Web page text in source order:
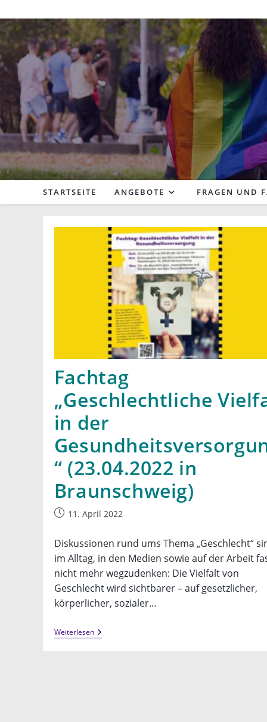
Inhalt
springen
STARTSEITE ANGEBOTE FRAGEN UND
Fachtag
„Geschlechtliche
in der
“ (23.04.2022 in
Braunschweig)
Beitrag11. April 2022
Diskussionen rund ums Thema „Geschlecht“
im Alltag, in den Medien sowie auf der Arbeit
nicht mehr wegzudenken: Die Vielfalt von
Geschlecht wird sichtbarer – auf gesetzlicher,
körperlicher, sozialer…
WeiterlesenFachtag
„Geschlechtliche